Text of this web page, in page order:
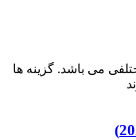
می باشد. گزینه ها